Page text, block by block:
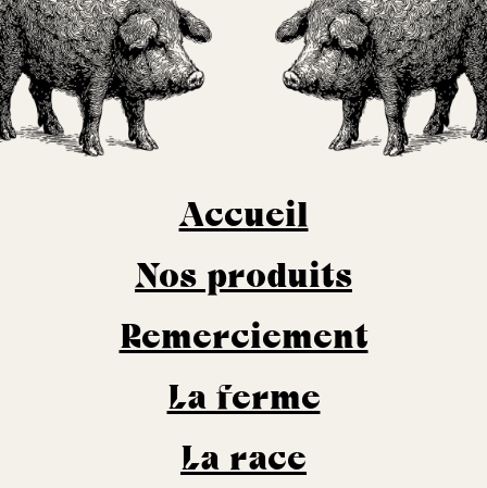
Accueil
Nos produits
Remerciement
La ferme
La race